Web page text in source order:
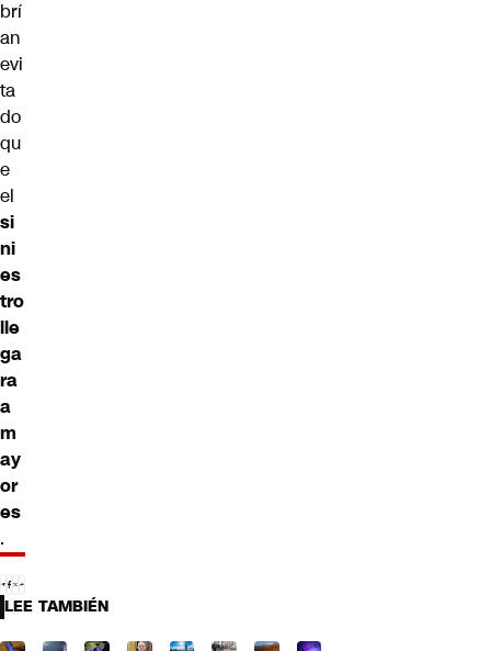
brí
an
evi
ta
do
qu
e
el
si
ni
es
tro
lle
ga
ra
a
m
ay
or
es
.
LEE TAMBIÉN